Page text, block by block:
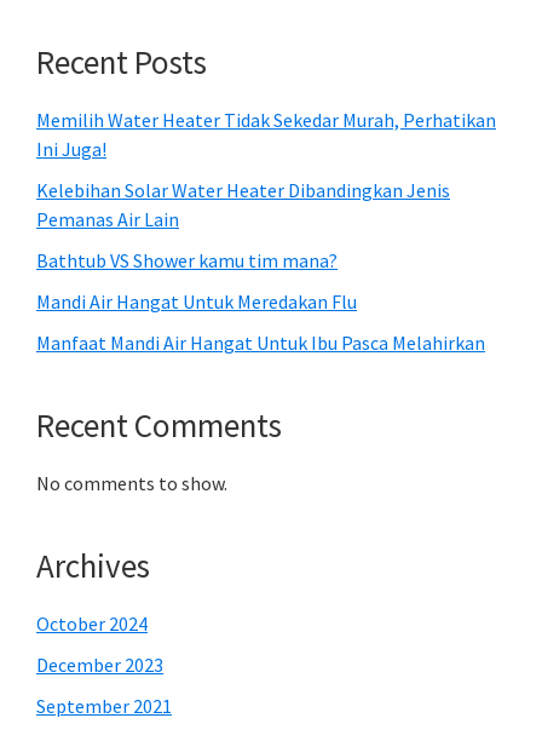
Recent Posts
Memilih Water Heater Tidak Sekedar Murah, Perhatikan
Ini Juga!
Kelebihan Solar Water Heater Dibandingkan Jenis
Pemanas Air Lain
Bathtub VS Shower kamu tim mana?
Mandi Air Hangat Untuk Meredakan Flu
Manfaat Mandi Air Hangat Untuk Ibu Pasca Melahirkan
Recent Comments
No comments to show.
Archives
October 2024
December 2023
September 2021